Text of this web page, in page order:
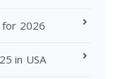
for 2026
in USA